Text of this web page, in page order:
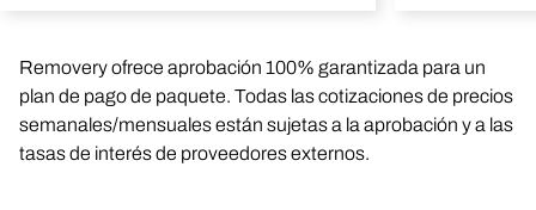
Removery ofrece aprobación 100% garantizada para un
plan de pago de paquete. Todas las cotizaciones de precios
semanales/mensuales están sujetas a la aprobación y a las
tasas de interés de proveedores externos.